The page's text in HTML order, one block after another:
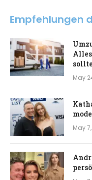
Empfehlungen
May
May